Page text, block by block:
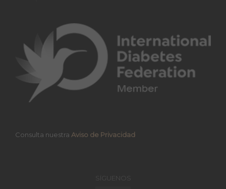
Consulta nuestra Aviso de Privacidad
SÍGUENOS